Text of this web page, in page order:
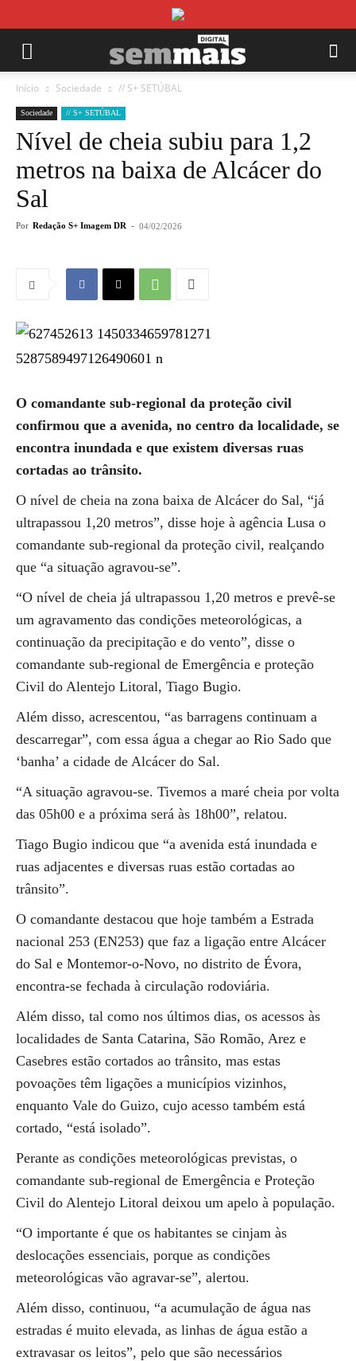
Início Sociedade // S+ SETÚBAL
Sociedade // S+ SETÚBAL
Nível de cheia subiu para 1,2
metros na baixa de Alcácer do
Sal
Por Redação S+ Imagem DR - 04/02/2026
O comandante sub-regional da proteção civil
confirmou que a avenida, no centro da localidade, se
encontra inundada e que existem diversas ruas
cortadas ao trânsito.
O nível de cheia na zona baixa de Alcácer do Sal, “já
ultrapassou 1,20 metros”, disse hoje à agência Lusa o
comandante sub-regional da proteção civil, realçando
que “a situação agravou-se”.
“O nível de cheia já ultrapassou 1,20 metros e prevê-se
um agravamento das condições meteorológicas, a
continuação da precipitação e do vento”, disse o
comandante sub-regional de Emergência e proteção
Civil do Alentejo Litoral, Tiago Bugio.
Além disso, acrescentou, “as barragens continuam a
descarregar”, com essa água a chegar ao Rio Sado que
‘banha’ a cidade de Alcácer do Sal.
“A situação agravou-se. Tivemos a maré cheia por volta
das 05h00 e a próxima será às 18h00”, relatou.
Tiago Bugio indicou que “a avenida está inundada e
ruas adjacentes e diversas ruas estão cortadas ao
trânsito”.
O comandante destacou que hoje também a Estrada
nacional 253 (EN253) que faz a ligação entre Alcácer
do Sal e Montemor-o-Novo, no distrito de Évora,
encontra-se fechada à circulação rodoviária.
Além disso, tal como nos últimos dias, os acessos às
localidades de Santa Catarina, São Romão, Arez e
Casebres estão cortados ao trânsito, mas estas
povoações têm ligações a municípios vizinhos,
enquanto Vale do Guizo, cujo acesso também está
cortado, “está isolado”.
Perante as condições meteorológicas previstas, o
comandante sub-regional de Emergência e Proteção
Civil do Alentejo Litoral deixou um apelo à população.
“O importante é que os habitantes se cinjam às
deslocações essenciais, porque as condições
meteorológicas vão agravar-se”, alertou.
Além disso, continuou, “a acumulação de água nas
estradas é muito elevada, as linhas de água estão a
extravasar os leitos”, pelo que são necessários